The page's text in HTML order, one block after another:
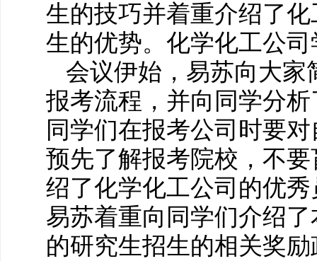
生的技巧并着重介绍了
生的优势。化学化工公
会议伊始，易苏向大家
报考流程，并向同学分
同学们在报考公司时要
预先了解报考院校，不
绍了化学化工公司的优
易苏着重向同学们介绍
的研究生招生的相关奖